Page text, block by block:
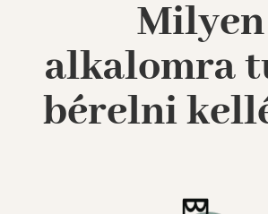
Milyen
alkalomra
bérelni